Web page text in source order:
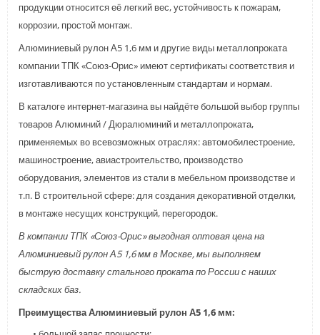
продукции относится её легкий вес, устойчивость к пожарам,
коррозии, простой монтаж.
Алюминиевый рулон А5 1,6 мм и другие виды металлопроката
компании ТПК «Союз-Орис» имеют сертификаты соответствия и
изготавливаются по установленным стандартам и нормам.
В каталоге интернет-магазина вы найдёте большой выбор группы
товаров Алюминий / Дюралюминий и металлопроката,
применяемых во всевозможных отраслях: автомобилестроение,
машиностроение, авиастроительство, производство
оборудования, элементов из стали в мебельном производстве и
т.п. В строительной сфере: для создания декоративной отделки,
в монтаже несущих конструкций, перегородок.
В компании ТПК «Союз-Орис» выгодная оптовая цена на
Алюминиевый рулон А5 1,6 мм в Москве, мы выполняем
быструю доставку стального проката по России с наших
складских баз.
Преимущества Алюминиевый рулон А5 1,6 мм: